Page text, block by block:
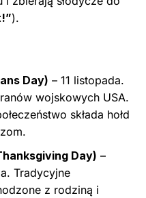
).
Day) – 11 listopada.
wojskowych USA.
składa hołd
Day) –
Tradycyjne
z rodziną i